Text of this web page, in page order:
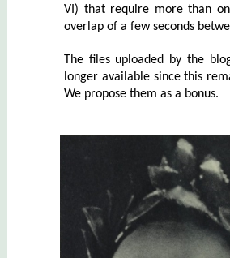
VI) that require more than
overlap of a few seconds
The files uploaded by the
longer available since this
We propose them as a bonus.